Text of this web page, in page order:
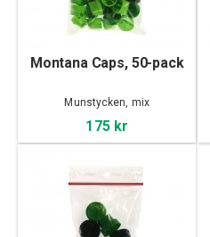
Montana Caps, 50-pack
Munstycken, mix
175 kr